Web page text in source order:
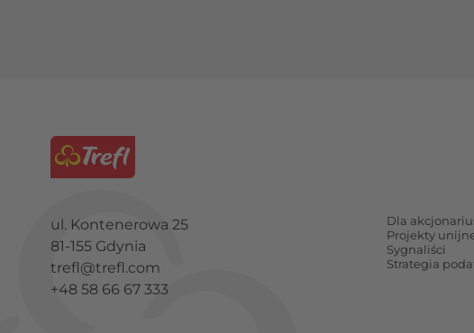
ul. Kontenerowa 25
81-155 Gdynia
trefl@trefl.com
+48 58 66 67 333
Dla
Projekty
Sygnaliści
Strategia